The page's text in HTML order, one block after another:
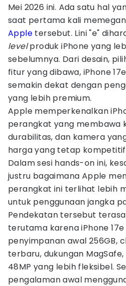
Mei 2026 ini. Ada satu hal
saat pertama kali
Apple tersebut. Lini "e"
levelproduk iPhone yang
sebelumnya. Dari desain,
fitur yang dibawa, iPhone
semakin dekat dengan
yang lebih premium.
Apple memperkenalkan
perangkat yang membawa
durabilitas, dan kamera
harga yang tetap kompetitif
Dalam sesi hands-on ini,
justru bagaimana Apple
perangkat ini terlihat lebih
untuk penggunaan jangka
Pendekatan tersebut
terutama karena iPhone
penyimpanan awal 256GB,
terbaru, dukungan
48MP yang lebih fleksibel.
pengalaman awal